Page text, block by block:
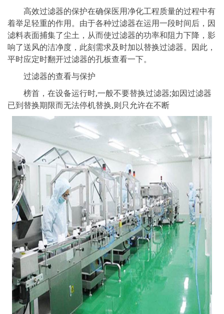
高效过滤器的保护在确保医用净化工程质量的过程中有
着举足轻重的作用。由于各种过滤器在运用一段时间后，因
滤料表面捕集了尘土，从而使过滤器的功率和阻力下降，影
响了送风的洁净度，此刻需求及时加以替换过滤器。因此，
平时应定时翻开过滤器的孔板查看一下。
过滤器的查看与保护
榜首，在设备运行时,一般不要替换过滤器;如因过滤器
已到替换期限而无法停机替换,则只允许在不断